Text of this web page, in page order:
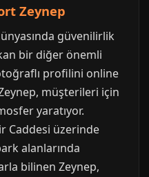
Zeynep
güvenilirlik
bir diğer önemli
profilini online
müşterileri için
yaratıyor.
Caddesi üzerinde
alanlarında
bilinen Zeynep,